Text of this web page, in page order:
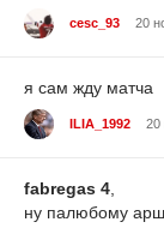
cesc_93 20
я сам жду матча
ILIA_1992 20
fabregas 4
ну палюбому